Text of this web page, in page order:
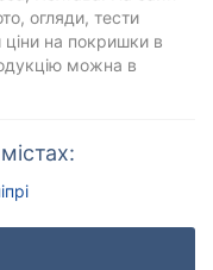
огляди, тести
ціни на покришки в
можна в